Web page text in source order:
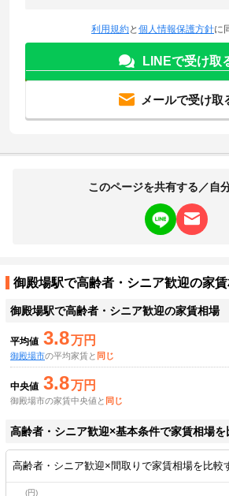
利用規約と 個人情報保護方針に
LINEで受け取
メールで受け取
このページを共有する／自
御殿場駅で高齢者・シニア歓迎の家
御殿場駅で高齢者・シニア歓迎の家賃相場
平均値 3.8万円
御殿場市の平均家賃と 同じ
中央値 3.8万円
御殿場市の家賃中央値と 同じ
高齢者・シニア歓迎×基本条件で家賃相場を
高齢者・シニア歓迎×間取りで家賃相場を比較